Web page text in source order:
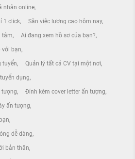
nhân online
1 click Săn việc lương cao hôm nay
tâm Ai đang xem hồ sơ của bạn?
với bạn
tuyển Quản lý tất cả CV tại một nơi
dụng
tượng Đính kèm cover letter ấn tượng
ấn tượng
dễ dàng
bản thân